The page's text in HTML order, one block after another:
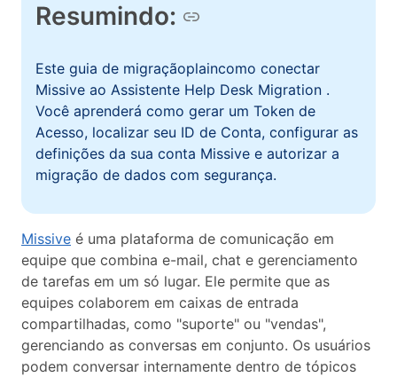
Resumindo:
Este guia de migraçãoplaincomo conectar
Missive ao Assistente Help Desk Migration .
Você aprenderá como gerar um Token de
Acesso, localizar seu ID de Conta, configurar as
definições da sua conta Missive e autorizar a
migração de dados com segurança.
Missive é uma plataforma de comunicação em
equipe que combina e-mail, chat e gerenciamento
de tarefas em um só lugar. Ele permite que as
equipes colaborem em caixas de entrada
compartilhadas, como "suporte" ou "vendas",
gerenciando as conversas em conjunto. Os usuários
podem conversar internamente dentro de tópicos